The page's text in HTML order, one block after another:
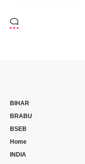
BIHAR
BRABU
BSEB
Home
INDIA